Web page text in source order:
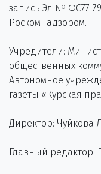
запись Эл № ФС77-
Роскомнадзором.
Учредители:
общественных
Автономное
газеты «Курская
Директор: Чуйкова
Главный редактор: